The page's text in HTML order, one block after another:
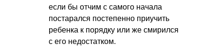
если бы отчим с самого начала
постарался постепенно приучить
ребенка к порядку или же смирился
с его недостатком.